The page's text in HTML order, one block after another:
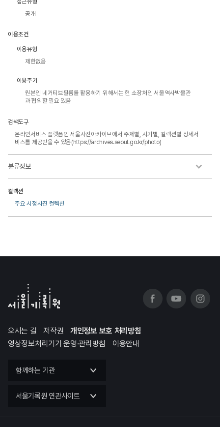
공개
이용조건
이용유형
제한없음
이용주기
원본인 네거티브필름를 활용하기 위해서는 현 소장처인 서울역사박물관
과 협의할 필요 있음
검색도구
온라인서비스 플랫폼인 서울사진아카이브에서 주제별, 시기별, 컬렉션별 상세서
비스를 제공받을 수 있음(https://archives.seoul.go.kr/photo)
분류정보
컬렉션
주요 시정사진 컬렉션
오시는 길 저작권
개인정보 보호 처리방침
영상정보처리기기 운영·관리방침
이용안내
함께하는 기관
서울기록원 연관사이트